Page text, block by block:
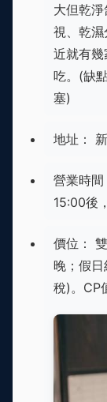
大但乾
視、乾
近就有
吃。(缺
塞)
地址：
營業時
15:00後
價位：
晚；假
稅)。CP